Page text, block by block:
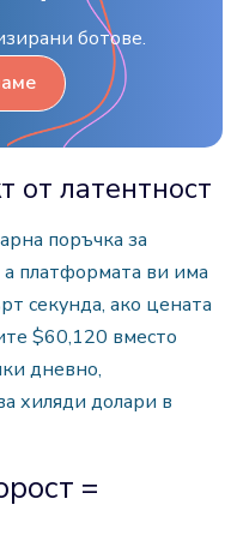
ботове.
от латентност
поръчка за
платформата ви има
секунда, ако цената
$60,120 вместо
дневно,
хиляди долари в
=